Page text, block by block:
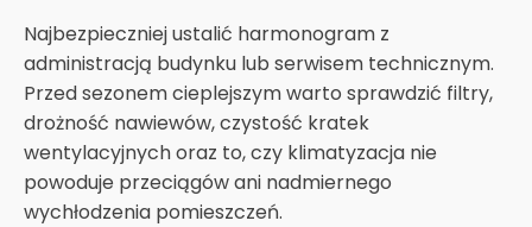
Najbezpieczniej ustalić harmonogram z
administracją budynku lub serwisem technicznym.
Przed sezonem cieplejszym warto sprawdzić filtry,
drożność nawiewów, czystość kratek
wentylacyjnych oraz to, czy klimatyzacja nie
powoduje przeciągów ani nadmiernego
wychłodzenia pomieszczeń.